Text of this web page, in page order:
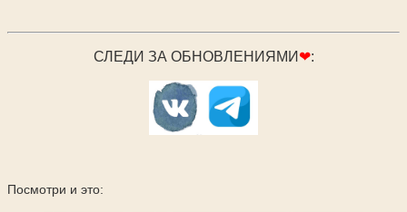
СЛЕДИ ЗА ОБНОВЛЕНИЯМИ ❤:
Посмотри и это: